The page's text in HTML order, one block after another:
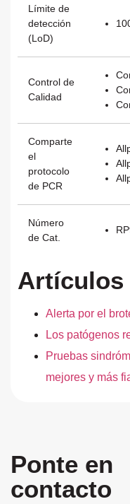
Límite de
detección
(LoD)
Control de
Calidad
Comparte
el
protocolo
de PCR
Número
de Cat.
Artículos
Alerta por el
Los patógenos
Pruebas
mejores y más
Ponte en
contacto